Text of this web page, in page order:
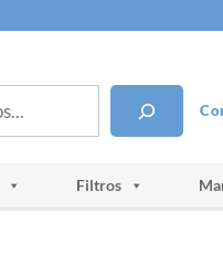
Filtros